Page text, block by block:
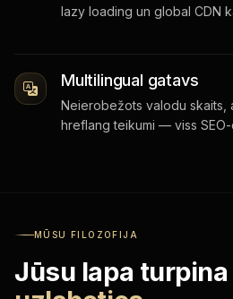
lazy loading un global CDN
Multilingual gatavs
Neierobežots valodu skaits,
hreflang teikumi — viss
MŪSU FILOZOFIJA
Jūsu lapa turpina